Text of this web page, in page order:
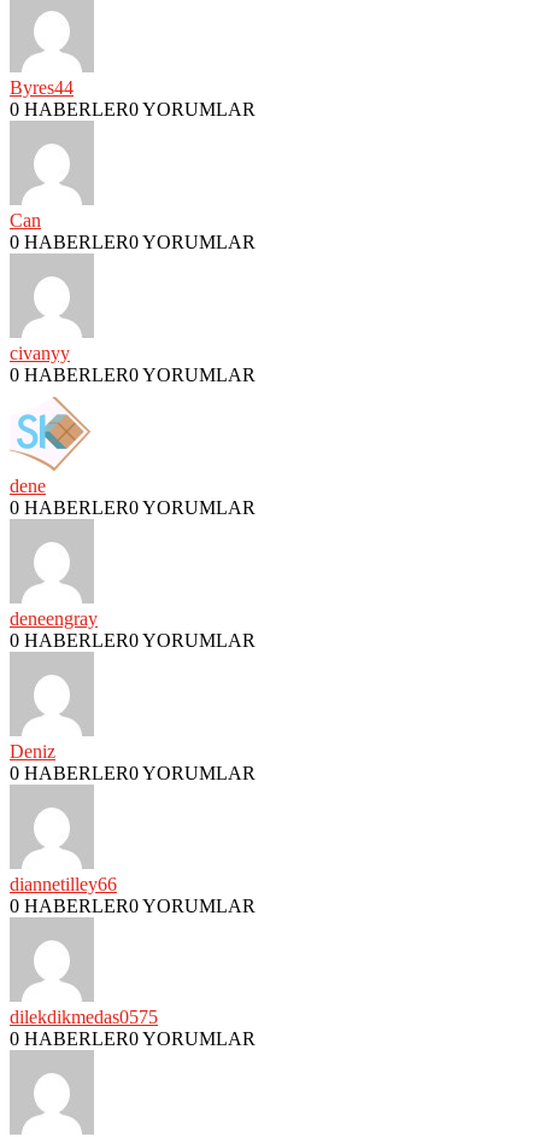
Byres44
0 HABERLER0 YORUMLAR
Can
0 HABERLER0 YORUMLAR
civanyy
0 HABERLER0 YORUMLAR
dene
0 HABERLER0 YORUMLAR
deneengray
0 HABERLER0 YORUMLAR
Deniz
0 HABERLER0 YORUMLAR
diannetilley66
0 HABERLER0 YORUMLAR
dilekdikmedas0575
0 HABERLER0 YORUMLAR